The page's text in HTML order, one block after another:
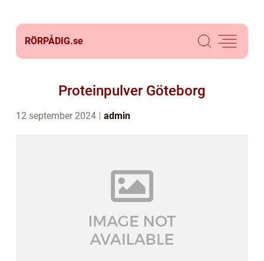
RÖRPÅDIG.se
Proteinpulver Göteborg
12 september 2024 admin